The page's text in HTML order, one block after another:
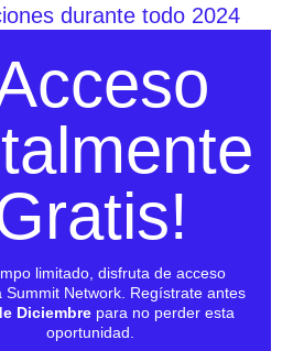
durante todo 2024
limitado, disfruta de acceso
Summit Network. Regístrate antes
Diciembre para no perder esta
oportunidad.